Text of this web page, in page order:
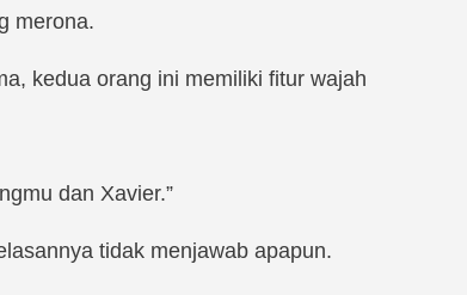
merona.
kedua orang ini memiliki fitur wajah
dan Xavier.”
tidak menjawab apapun.